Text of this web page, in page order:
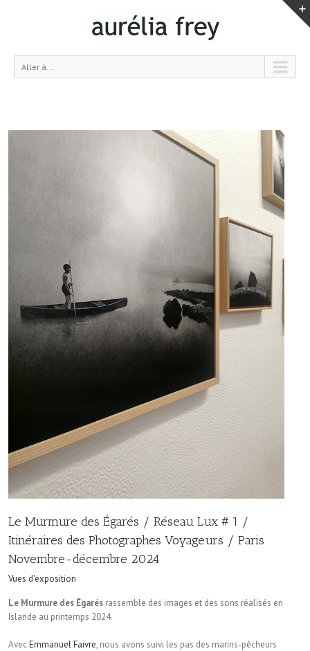
Aller à...
Le Murmure des Égarés / Réseau Lux # 1 /
Itinéraires des Photographes Voyageurs / Paris
Novembre-décembre 2024
Vues d'exposition
Le Murmure des Égarés rassemble des images et des sons réalisés en
Islande au printemps 2024.
AvecEmmanuel Faivre, nous avons suivi les pas des marins-pêcheurs